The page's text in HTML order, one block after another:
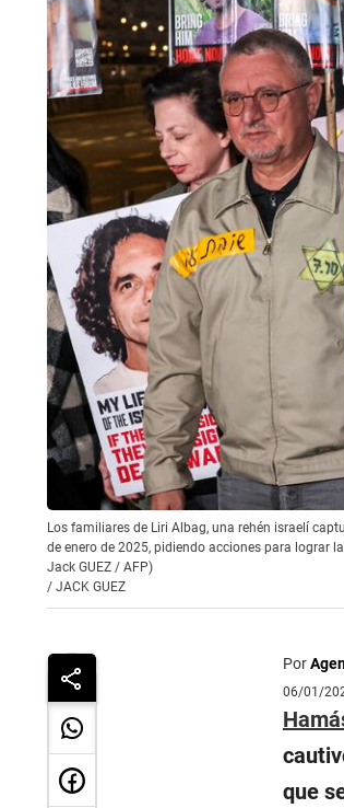
Los familiares de Liri Albag, una rehén israelí
de enero de 2025, pidiendo acciones para lograr
Jack GUEZ / AFP)
/ JACK GUEZ
Por
06/01/
que